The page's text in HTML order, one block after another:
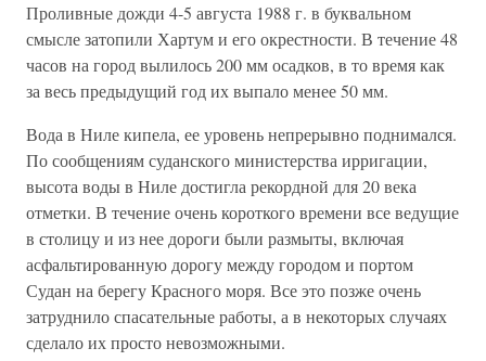
Проливные дожди 4-5 августа 1988 г. в буквальном
смысле затопили Хартум и его окрестности. В течение 48
часов на город вылилось 200 мм осадков, в то время как
за весь предыдущий год их выпало менее 50 мм.
Вода в Ниле кипела, ее уровень непрерывно поднимался.
По сообщениям суданского министерства ирригации,
высота воды в Ниле достигла рекордной для 20 века
отметки. В течение очень короткого времени все ведущие
в столицу и из нее дороги были размыты, включая
асфальтированную дорогу между городом и портом
Судан на берегу Красного моря. Все это позже очень
затруднило спасательные работы, а в некоторых случаях
сделало их просто невозможными.